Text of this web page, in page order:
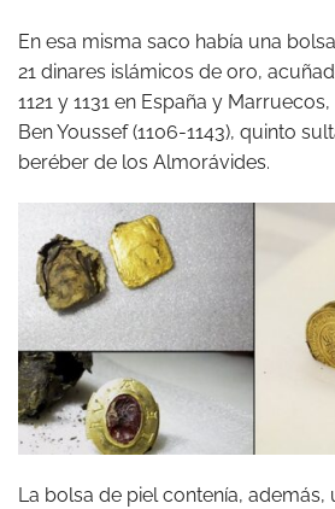
En esa misma saco había una
21 dinares islámicos de oro,
1121 y 1131 en España y
Ben Youssef (1106-1143), quinto
beréber de los Almorávides.
La bolsa de piel contenía, además,